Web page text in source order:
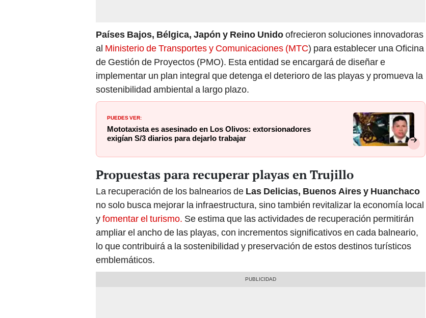
Países Bajos, Bélgica, Japón y Reino Unidoofrecieron soluciones innovadoras
al Ministerio de Transportes y Comunicaciones (MTC) para establecer una Oficina
de Gestión de Proyectos (PMO). Esta entidad se encargará de diseñar e
implementar un plan integral que detenga el deterioro de las playas y promueva la
sostenibilidad ambiental a largo plazo.
PUEDES VER:
Mototaxista es asesinado en Los Olivos: extorsionadores
exigían S/3 diarios para dejarlo trabajar
Propuestas para recuperar playas en Trujillo
La recuperación de los balnearios de Las Delicias, Buenos Aires y Huanchaco
no solo busca mejorar la infraestructura, sino también revitalizar la economía local
yfomentar el turismo. Se estima que las actividades de recuperación permitirán
ampliar el ancho de las playas, con incrementos significativos en cada balneario,
lo que contribuirá a la sostenibilidad y preservación de estos destinos turísticos
emblemáticos.